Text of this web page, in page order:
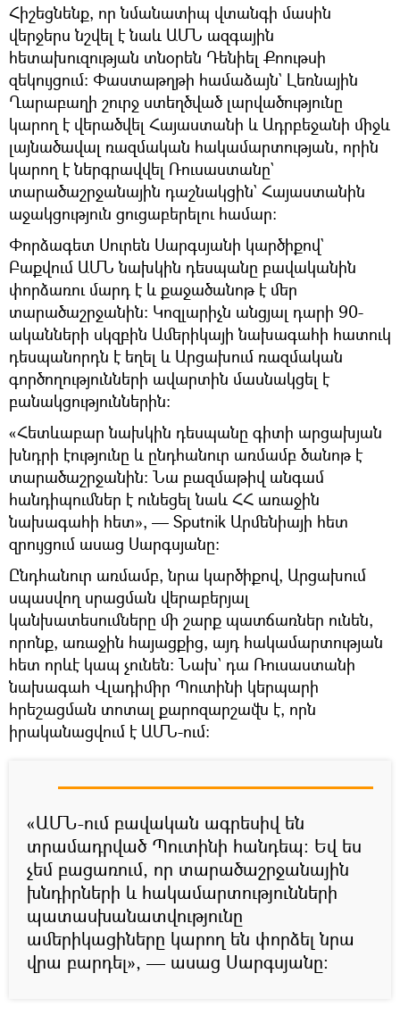
Հիշեցնենք, որ նմանատիպ վտանգի մասին
վերջերս նշվել է նաև ԱՄՆ ազգային
հետախուզության տնօրեն Դենիել Քոութսի
զեկույցում։ Փաստաթղթի համաձայն` Լեռնային
Ղարաբաղի շուրջ ստեղծված լարվածությունը
կարող է վերածվել Հայաստանի և Ադրբեջանի միջև
լայնածավալ ռազմական հակամարտության, որին
կարող է ներգրավվել Ռուսաստանը`
տարածաշրջանային դաշնակցին` Հայաստանին
աջակցություն ցուցաբերելու համար։
Փորձագետ Սուրեն Սարգսյանի կարծիքով`
Բաքվում ԱՄՆ նախկին դեսպանը բավականին
փորձառու մարդ է և քաջածանոթ է մեր
տարածաշրջանին։ Կոզլարիչն անցյալ դարի 90-
ականների սկզբին Ամերիկայի նախագահի հատուկ
դեսպանորդն է եղել և Արցախում ռազմական
գործողությունների ավարտին մասնակցել է
բանակցություններին։
«Հետևաբար նախկին դեսպանը գիտի արցախյան
խնդրի էությունը և ընդհանուր առմամբ ծանոթ է
տարածաշրջանին։ Նա բազմաթիվ անգամ
հանդիպումներ է ունեցել նաև ՀՀ առաջին
նախագահի հետ», — Sputnik Արմենիայի հետ
զրույցում ասաց Սարգսյանը։
Ընդհանուր առմամբ, նրա կարծիքով, Արցախում
սպասվող սրացման վերաբերյալ
կանխատեսումները մի շարք պատճառներ ունեն,
որոնք, առաջին հայացքից, այդ հակամարտության
հետ որևէ կապ չունեն։ Նախ` դա Ռուսաստանի
նախագահ Վլադիմիր Պուտինի կերպարի
հրեշացման տոտալ քարոզարշավն է, որն
իրականացվում է ԱՄՆ-ում։
«ԱՄՆ-ում բավական ագրեսիվ են
տրամադրված Պուտինի հանդեպ։ Եվ ես
չեմ բացառում, որ տարածաշրջանային
խնդիրների և հակամարտությունների
պատասխանատվությունը
ամերիկացիները կարող են փորձել նրա
վրա բարդել», — ասաց Սարգսյանը։